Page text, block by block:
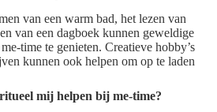
van een warm bad, het lezen van
van een dagboek kunnen geweldige
time te genieten. Creatieve hobby’s
kunnen ook helpen om op te laden
mij helpen bij me-time?